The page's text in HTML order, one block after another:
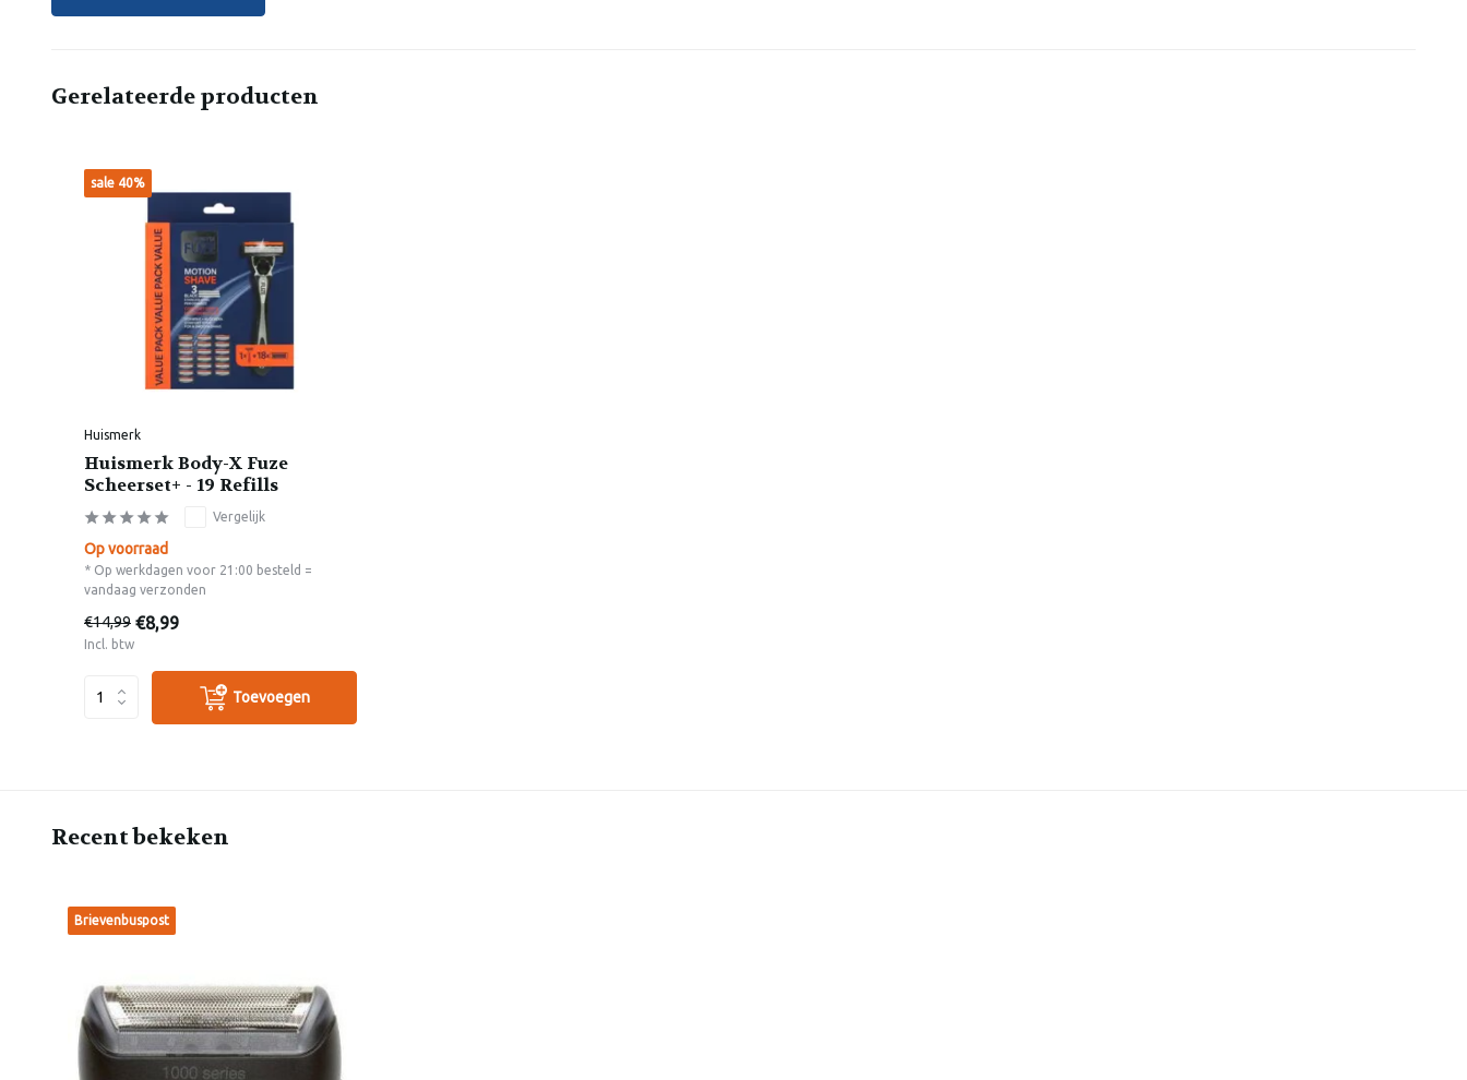
Gerelateerde producten
sale 40%
Huismerk
Huismerk Body-X Fuze
Scheerset+ - 19 Refills
Vergelijk
Op voorraad
* Op werkdagen voor 21:00 besteld =
vandaag verzonden
€14,99 €8,99
Incl. btw
Toevoegen
Recent bekeken
Brievenbuspost